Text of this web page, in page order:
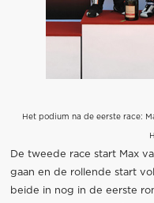
Het podium na de eerste race:
De tweede race start Max
gaan en de rollende start
beide in nog in de eerste